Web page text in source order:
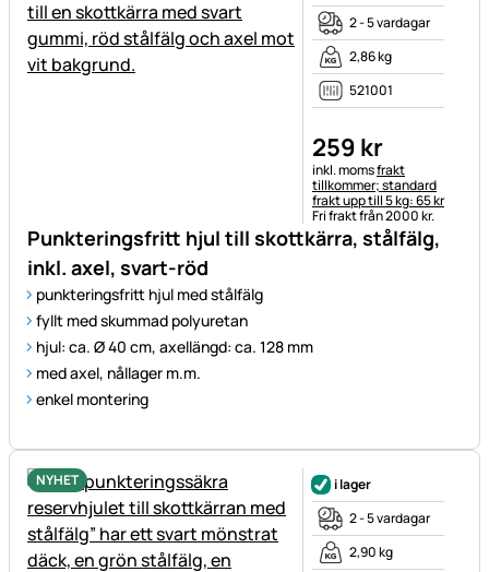
Punkteringsfritt hjul till skottkärra, stålfälg,
inkl. axel, svart-röd
punkteringsfritt hjul med stålfälg
fyllt med skummad polyuretan
hjul: ca. Ø 40 cm, axellängd: ca. 128 mm
med axel, nållager m.m.
enkel montering
2 - 5 vardagar
2,86 kg
521001
259 kr
Skatteinformation:
inkl. momsfrakt
tillkommer; standard
frakt upp till 5 kg: 65 kr
Fri frakt från 2000 kr.
NYHET
i lager
2 - 5 vardagar
2,90 kg